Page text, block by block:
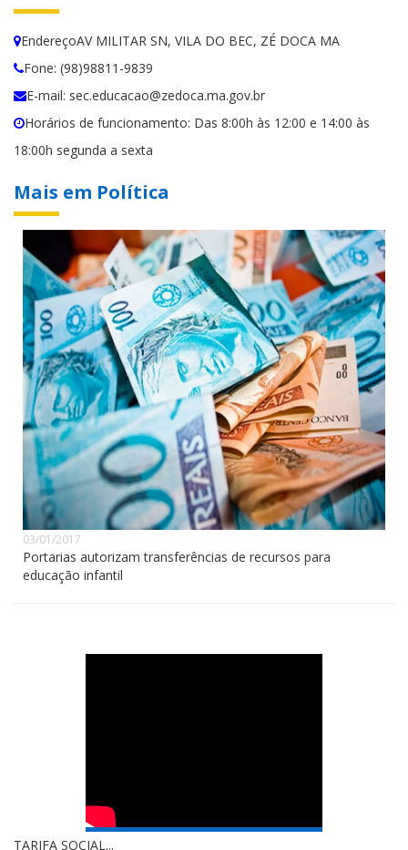
EndereçoAV MILITAR SN, VILA DO BEC, ZÉ DOCA MA
Fone: (98)98811-9839
E-mail: sec.educacao@zedoca.ma.gov.br
Horários de funcionamento: Das 8:00h às 12:00 e 14:00 às
18:00h segunda a sexta
Mais em Política
03/01/2017
Portarias autorizam transferências de recursos para
educação infantil
TARIFA SOCIAL...